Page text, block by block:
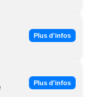
Plus d'infos
Plus d'infos